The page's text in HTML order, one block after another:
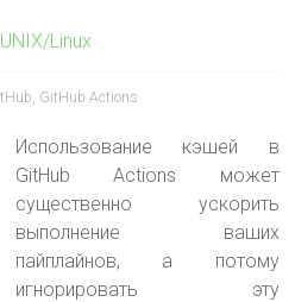
UNIX/Linux
, GitHub Actions
Использование кэшей в
GitHub Actions может
существенно ускорить
выполнение ваших
пайплайнов, а потому
игнорировать эту